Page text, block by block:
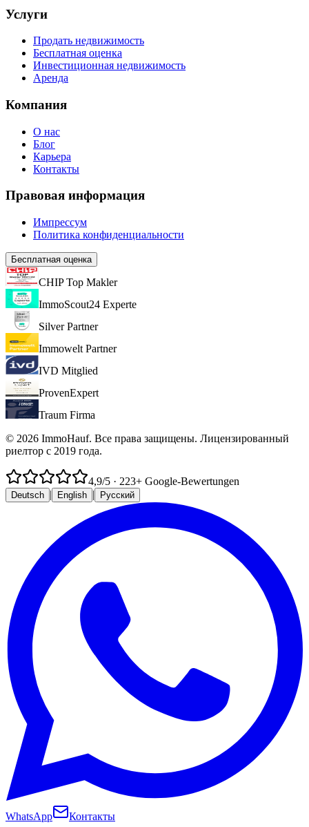
Услуги
Продать недвижимость
Бесплатная оценка
Инвестиционная недвижимость
Аренда
Компания
О нас
Блог
Карьера
Контакты
Правовая информация
Импрессум
Политика конфиденциальности
Бесплатная оценка
CHIP Top Makler
ImmoScout24 Experte
Silver Partner
Immowelt Partner
IVD Mitglied
ProvenExpert
Traum Firma
© 2026 ImmoHauf. Все права защищены. Лицензированный
риелтор с 2019 года.
4,9/5 · 223+ Google-Bewertungen
Deutsch | English | Русский
WhatsApp Контакты